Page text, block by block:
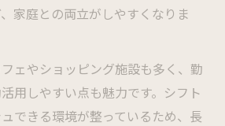
家庭との両立がしやすくなりま
ェやショッピング施設も多く、勤
用しやすい点も魅力です。シフト
できる環境が整っているため、長